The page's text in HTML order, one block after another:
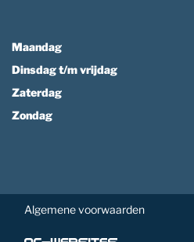
Maandag
Dinsdag t/m vrijdag
Zaterdag
Zondag
Algemene voorwaarden